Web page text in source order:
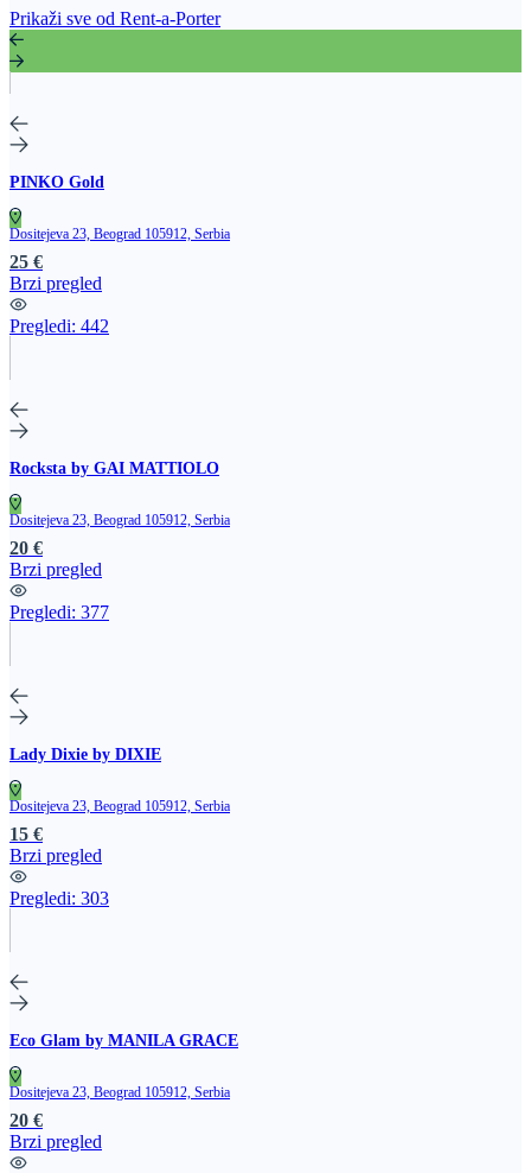
Prikaži sve od Rent-a-Porter
PINKO Gold
Dositejeva 23, Beograd 105912, Serbia
25 €
Brzi pregled
Pregledi: 442
Rocksta by GAI MATTIOLO
Dositejeva 23, Beograd 105912, Serbia
20 €
Brzi pregled
Pregledi: 377
Lady Dixie by DIXIE
Dositejeva 23, Beograd 105912, Serbia
15 €
Brzi pregled
Pregledi: 303
Eco Glam by MANILA GRACE
Dositejeva 23, Beograd 105912, Serbia
20 €
Brzi pregled